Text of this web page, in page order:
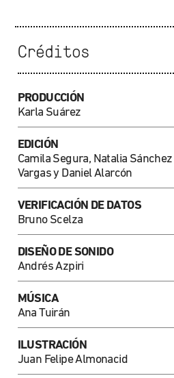
Créditos
PRODUCCIÓN
Karla Suárez
EDICIÓN
Camila Segura, Natalia
Vargas y Daniel Alarcón
VERIFICACIÓN DE DATOS
Bruno Scelza
DISEÑO DE SONIDO
Andrés Azpiri
MÚSICA
Ana Tuirán
ILUSTRACIÓN
Juan Felipe Almonacid